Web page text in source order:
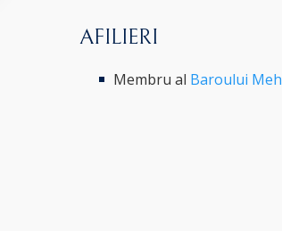
AFILIERI
Membru al Baroului